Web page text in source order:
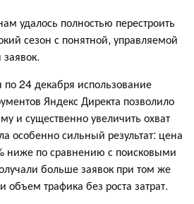
удалось полностью перестроить
сезон с понятной, управляемой
по 24 декабря использование
Яндекс Директа позволило
и существенно увеличить охват
особенно сильный результат: цена
ниже по сравнению с поисковыми
больше заявок при том же
трафика без роста затрат.